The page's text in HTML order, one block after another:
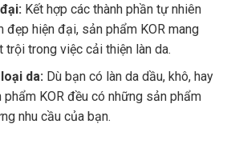
Kết hợp các thành phần tự nhiên
đẹp hiện đại, sản phẩm KOR mang
trội trong việc cải thiện làn da.
da: Dù bạn có làn da dầu, khô, hay
KOR đều có những sản phẩm
nhu cầu của bạn.